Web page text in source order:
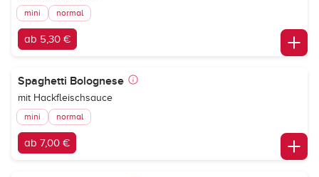
mini normal
ab 5,30 €
Spaghetti Bolognese
mit Hackfleischsauce
mini normal
ab 7,00 €